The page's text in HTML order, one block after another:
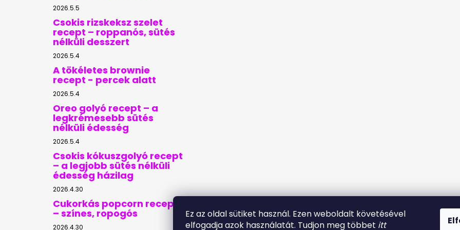
Ez az oldal sütiket használ. Ezen weboldalt követésével
elfogadja azok használatát. Tudjon meg többet itt
2026.5.5
Csokis rizskeksz szelet
recept – roppanós, sütés
nélküli desszert
2026.5.4
A tökéletes brownie
recept - percek alatt
2026.5.4
Oreo golyó recept – a
legkrémesebb sütés
nélküli édesség
2026.5.4
Csokis kókuszgolyó recept
– a legjobb sütés nélküli
édesség házilag
2026.4.30
Cukorkás popcorn recept
– színes, ropogós
2026.4.30